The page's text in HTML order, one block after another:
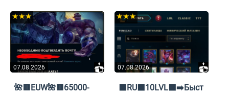
07.08.2026
★★★
🌺🟥EUW🌺🟥65000-
07.08.2026
★★★
⬛RU⬛10LVL⬛➡️Быст